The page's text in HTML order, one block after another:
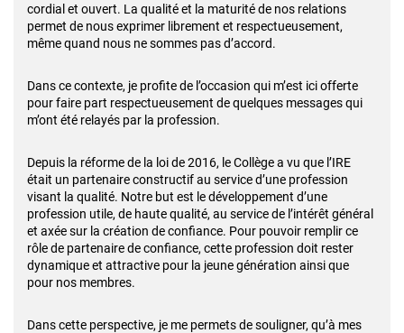
cordial et ouvert. La qualité et la maturité de nos relations
permet de nous exprimer librement et respectueusement,
même quand nous ne sommes pas d’accord.
Dans ce contexte, je profite de l’occasion qui m’est ici offerte
pour faire part respectueusement de quelques messages qui
m’ont été relayés par la profession.
Depuis la réforme de la loi de 2016, le Collège a vu que l’IRE
était un partenaire constructif au service d’une profession
visant la qualité. Notre but est le développement d’une
profession utile, de haute qualité, au service de l’intérêt général
et axée sur la création de confiance. Pour pouvoir remplir ce
rôle de partenaire de confiance, cette profession doit rester
dynamique et attractive pour la jeune génération ainsi que
pour nos membres.
Dans cette perspective, je me permets de souligner, qu’à mes